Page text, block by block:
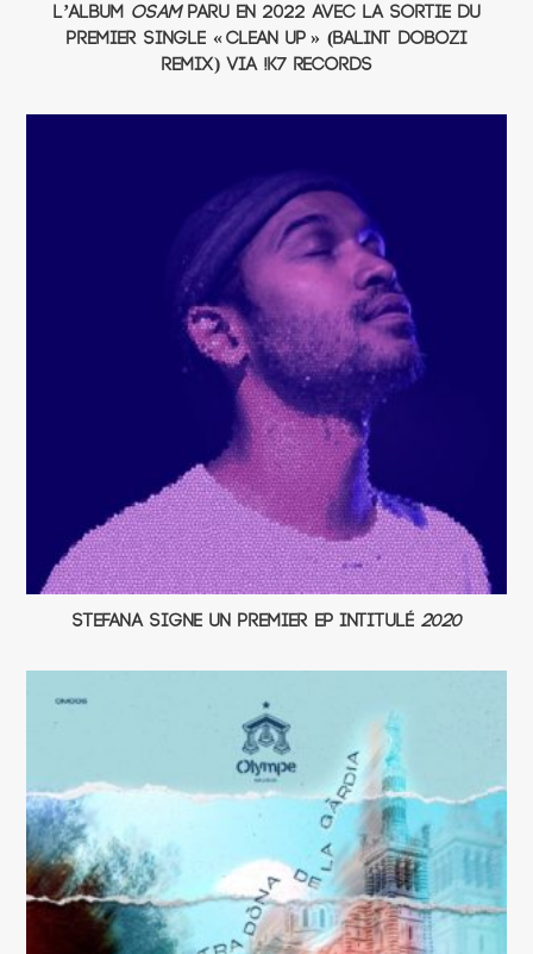
l’album Osamparu en 2022 avec la sortie du
premier single « Clean Up » (Balint Dobozi
remix) via !K7 Records
Stefana signe un premier EP intitulé 2020